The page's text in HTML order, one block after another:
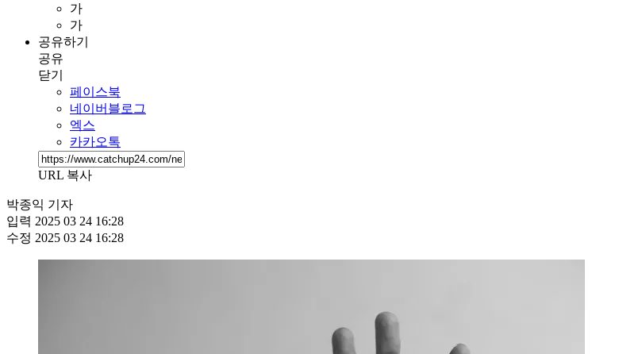
가
가
공유하기
공유
닫기
페이스북
네이버블로그
엑스
카카오톡
URL 복사
박종익 기자
입력 2025 03 24 16:28
수정 2025 03 24 16:28